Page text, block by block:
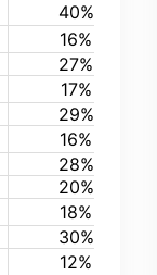
40%
16%
27%
17%
29%
16%
28%
20%
18%
30%
12%